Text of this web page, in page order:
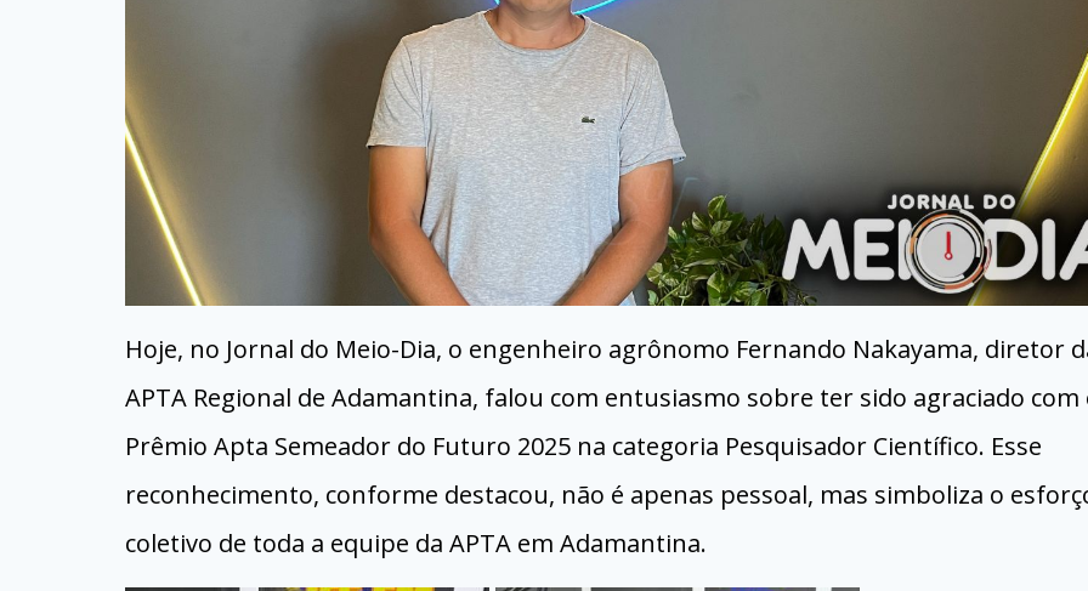
Hoje, no Jornal do Meio-Dia, o engenheiro agrônomo Fernando Nakayama, diretor
APTA Regional de Adamantina, falou com entusiasmo sobre ter sido agraciado com
Prêmio Apta Semeador do Futuro 2025 na categoria Pesquisador Científico. Esse
reconhecimento, conforme destacou, não é apenas pessoal, mas simboliza o
coletivo de toda a equipe da APTA em Adamantina.